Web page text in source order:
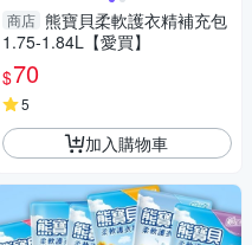
商店 熊寶貝柔軟護衣精補充包
1.75-1.84L【愛買】
$70
5
加入購物車